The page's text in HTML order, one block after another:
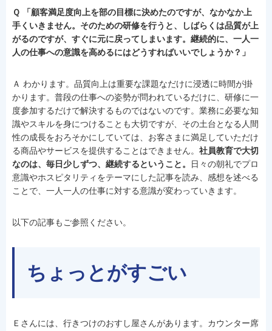
Ｑ 「顧客満足度向上を部の目標に決めたのですが、なかなか上
手くいきません。そのための研修を行うと、しばらくは品質が上
がるのですが、すぐに元に戻ってしまいます。継続的に、一人一
人の仕事への意識を高めるにはどうすればいいでしょうか？」
Ａ わかります。品質向上は重要な課題なだけに浸透に時間が掛
かります。普段の仕事への姿勢が問われているだけに、研修に一
度参加するだけで解決するものではないのです。業務に必要な知
識やスキルを身につけることも大切ですが、その土台となる人間
性の成長をおろそかにしていては、お客さまに満足していただけ
る商品やサービスを提供することはできません。 社員教育で大切
なのは、毎日少しずつ、継続するということ。
日々の朝礼でプロ
意識やホスピタリティをテーマにした記事を読み、感想を述べる
ことで、一人一人の仕事に対する意識が変わっていきます。
以下の記事もご参照ください。
ちょっとがすごい
Ｅさんには、行きつけのおすし屋さんがあります。カウンター席